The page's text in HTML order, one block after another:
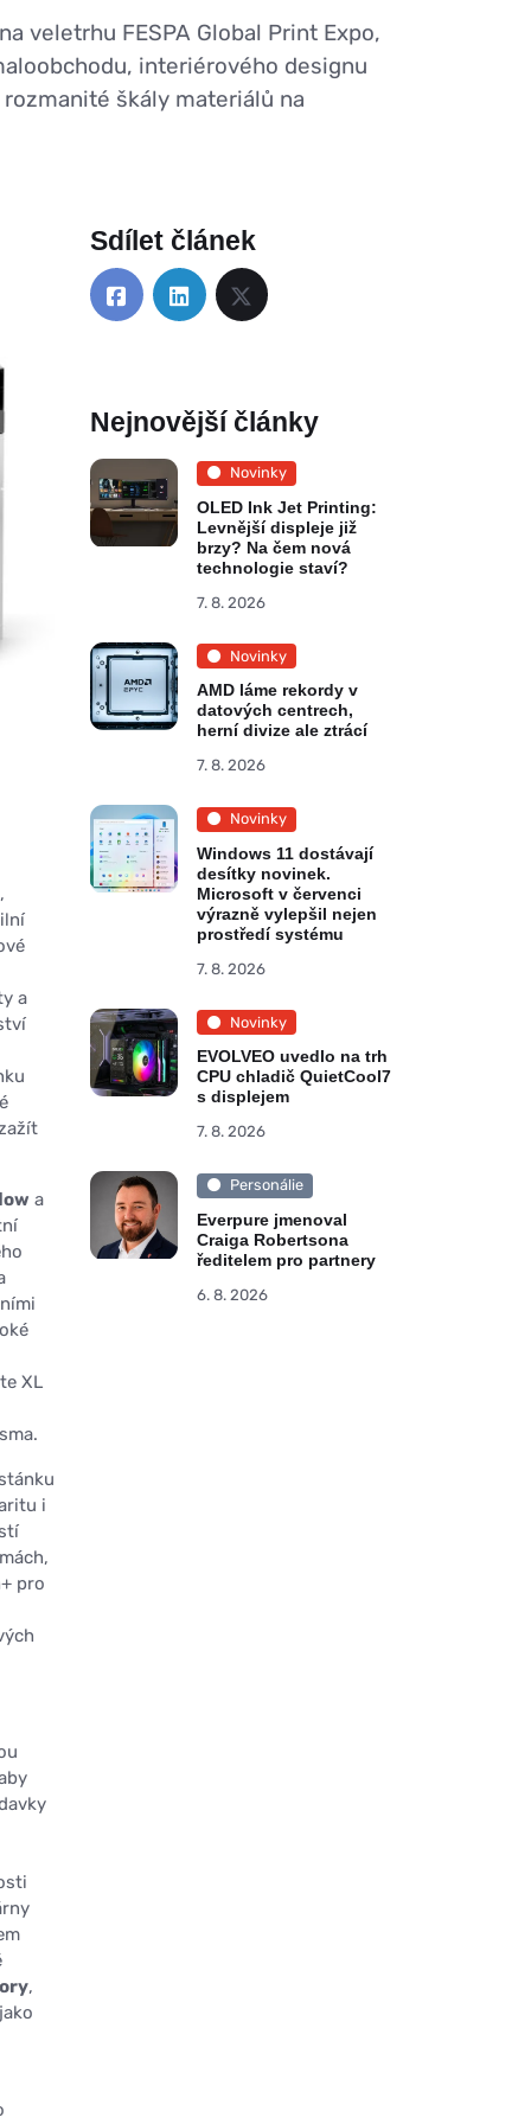
veletrhu FESPA Global Print Expo,
interiérového designu
škály materiálů na
a
a
XL
i
pro
,
Sdílet článek
Nejnovější články
Novinky
OLED Ink Jet Printing:
Levnější displeje již
brzy? Na čem nová
technologie staví?
7. 8. 2026
Novinky
AMD láme rekordy v
datových centrech,
herní divize ale ztrácí
7. 8. 2026
Novinky
Windows 11 dostávají
desítky novinek.
Microsoft v červenci
výrazně vylepšil nejen
prostředí systému
7. 8. 2026
Novinky
EVOLVEO uvedlo na trh
CPU chladič QuietCool7
s displejem
7. 8. 2026
Personálie
Everpure jmenoval
Craiga Robertsona
ředitelem pro partnery
6. 8. 2026